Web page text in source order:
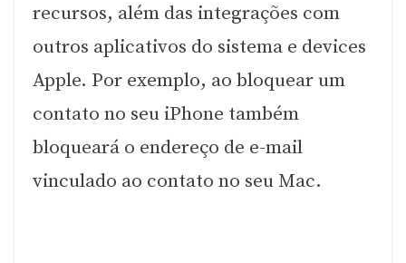
recursos, além das integrações com
outros aplicativos do sistema e devices
Apple. Por exemplo, ao bloquear um
contato no seu iPhone também
bloqueará o endereço de e-mail
vinculado ao contato no seu Mac.